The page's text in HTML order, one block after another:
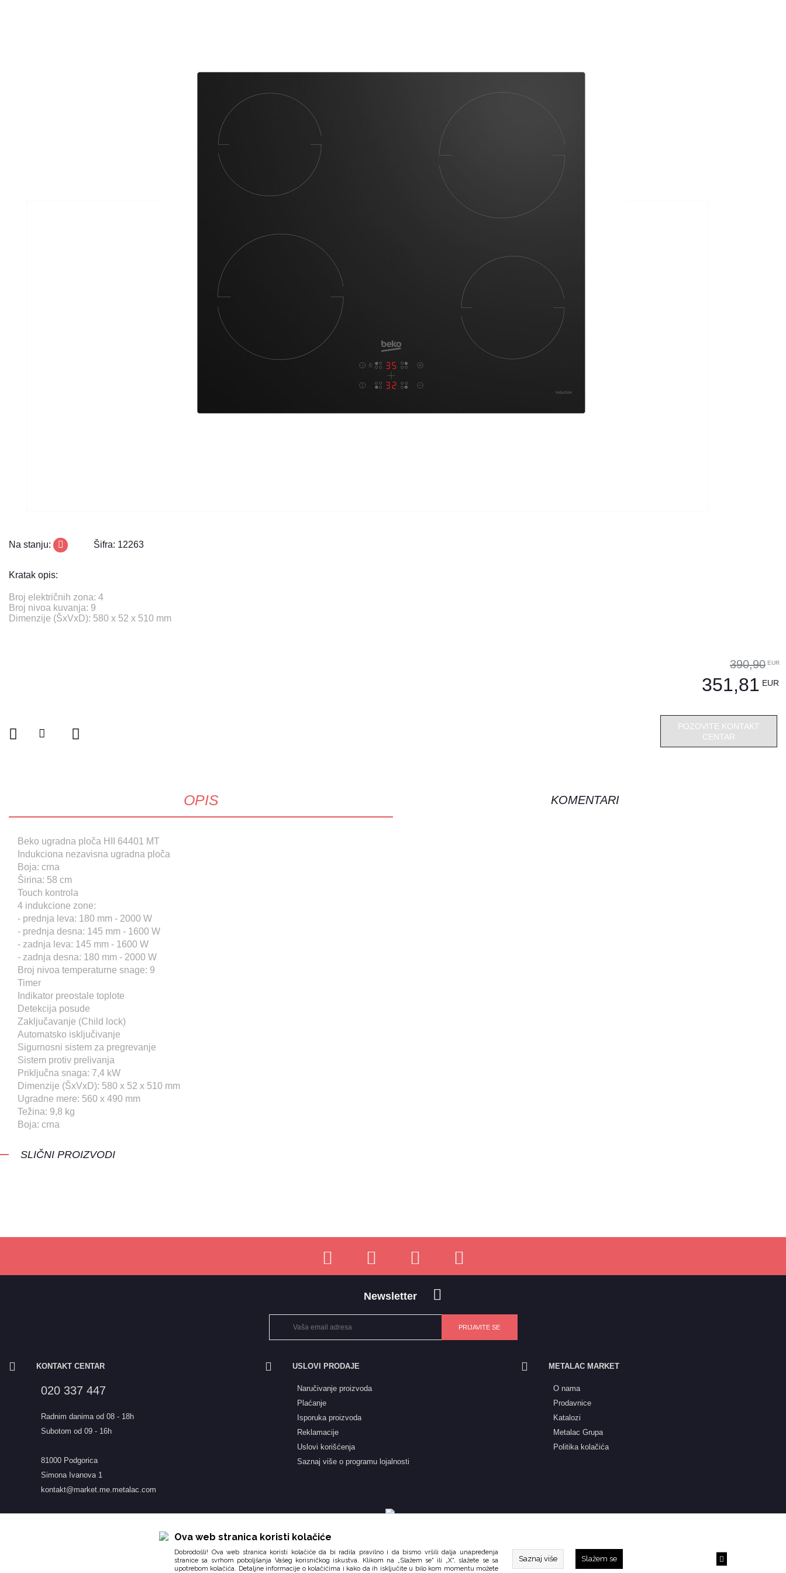
Ova web stranica koristi kolačiće
Dobrodošli! Ova web stranica koristi kolačiće da bi radila pravilno i da bismo vršili dalja unapređenja
stranice sa svrhom poboljšanja Vašeg korisničkog iskustva. Klikom na „Slažem se“ ili „X“, slažete se sa
upotrebom kolačića. Detaljne informacije o kolačićima i kako da ih isključite u bilo kom momentu možete
Saznaj više Slažem se
Na stanju: Šifra: 12263
Kratak opis:
Broj električnih zona: 4
Broj nivoa kuvanja: 9
Dimenzije (ŠxVxD): 580 x 52 x 510 mm
390,90 EUR
351,81 EUR
POZOVITE KONTAKT
CENTAR
OPIS
Beko ugradna ploča HII 64401 MT
Indukciona nezavisna ugradna ploča
Boja: crna
Širina: 58 cm
Touch kontrola
4 indukcione zone:
- prednja leva: 180 mm - 2000 W
- prednja desna: 145 mm - 1600 W
- zadnja leva: 145 mm - 1600 W
- zadnja desna: 180 mm - 2000 W
Broj nivoa temperaturne snage: 9
Timer
Indikator preostale toplote
Detekcija posude
Zaključavanje (Child lock)
Automatsko isključivanje
Sigurnosni sistem za pregrevanje
Sistem protiv prelivanja
Priključna snaga: 7,4 kW
Dimenzije (ŠxVxD): 580 x 52 x 510 mm
Ugradne mere: 560 x 490 mm
Težina: 9,8 kg
Boja: crna
KOMENTARI
SLIČNI PROIZVODI
Newsletter
KONTAKT CENTAR
020 337 447
Radnim danima od 08 - 18h
Subotom od 09 - 16h
81000 Podgorica
Simona Ivanova 1
kontakt@market.me.metalac.com
USLOVI PRODAJE
Naručivanje proizvoda
Plaćanje
Isporuka proizvoda
Reklamacije
Uslovi korišćenja
Saznaj više o programu lojalnosti
METALAC MARKET
O nama
Prodavnice
Katalozi
Metalac Grupa
Politika kolačića